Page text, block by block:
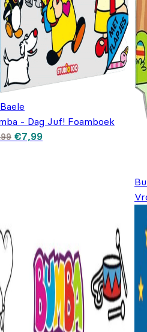
- Dag Juf! Foamboek
Oorspronkelijke prijs was:
€7,99Huidige prijs is: €7,99.